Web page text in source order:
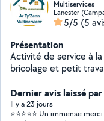
Multiservices
Lanester
5/5 (5
Présentation
Activité de service à
bricolage et petit
peinture,
Dernier avis laissé
Il y a 23 jours
⭐⭐⭐⭐⭐ Un immense